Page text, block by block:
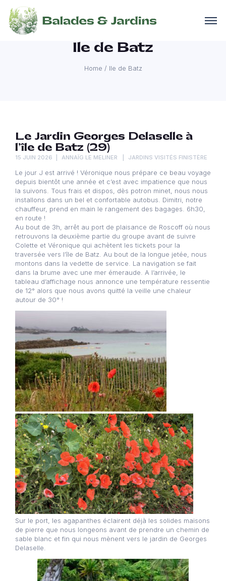
Ile de Batz
Home / Ile de Batz
Le Jardin Georges Delaselle à
l’île de Batz (29)
15 JUIN 2026 ANNAÏG LE MELINER JARDINS VISITÉS FINISTÈRE
Le jour J est arrivé ! Véronique nous prépare ce beau voyage
depuis bientôt une année et c’est avec impatience que nous
la suivons. Tous frais et dispos, dès potron minet, nous nous
installons dans un bel et confortable autobus. Dimitri, notre
chauffeur, prend en main le rangement des bagages. 6h30,
en route !
Au bout de 3h, arrêt au port de plaisance de Roscoff où nous
retrouvons la deuxième partie du groupe avant de suivre
Colette et Véronique qui achètent les tickets pour la
traversée vers l’île de Batz. Au bout de la longue jetée, nous
montons dans la vedette de service. La navigation se fait
dans la brume avec une mer émeraude. A l’arrivée, le
tableau d’affichage nous annonce une température ressentie
de 12° alors que nous avons quitté la veille une chaleur
autour de 30° !
Sur le port, les agapanthes éclairent déjà les solides maisons
de pierre que nous longeons avant de prendre un chemin de
sable blanc et fin qui nous mènent vers le jardin de Georges
Delaselle.